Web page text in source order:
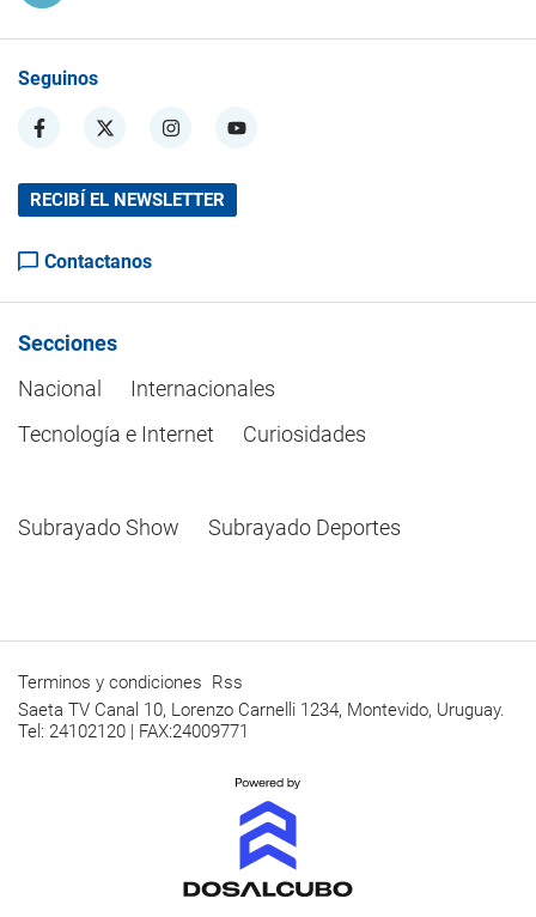
Seguinos
RECIBÍ EL NEWSLETTER
Contactanos
Secciones
Nacional
Internacionales
Tecnología e Internet
Curiosidades
Subrayado Show Subrayado Deportes
Terminos y condiciones Rss
Saeta TV Canal 10, Lorenzo Carnelli 1234, Montevido, Uruguay.
Tel: 24102120 | FAX:24009771